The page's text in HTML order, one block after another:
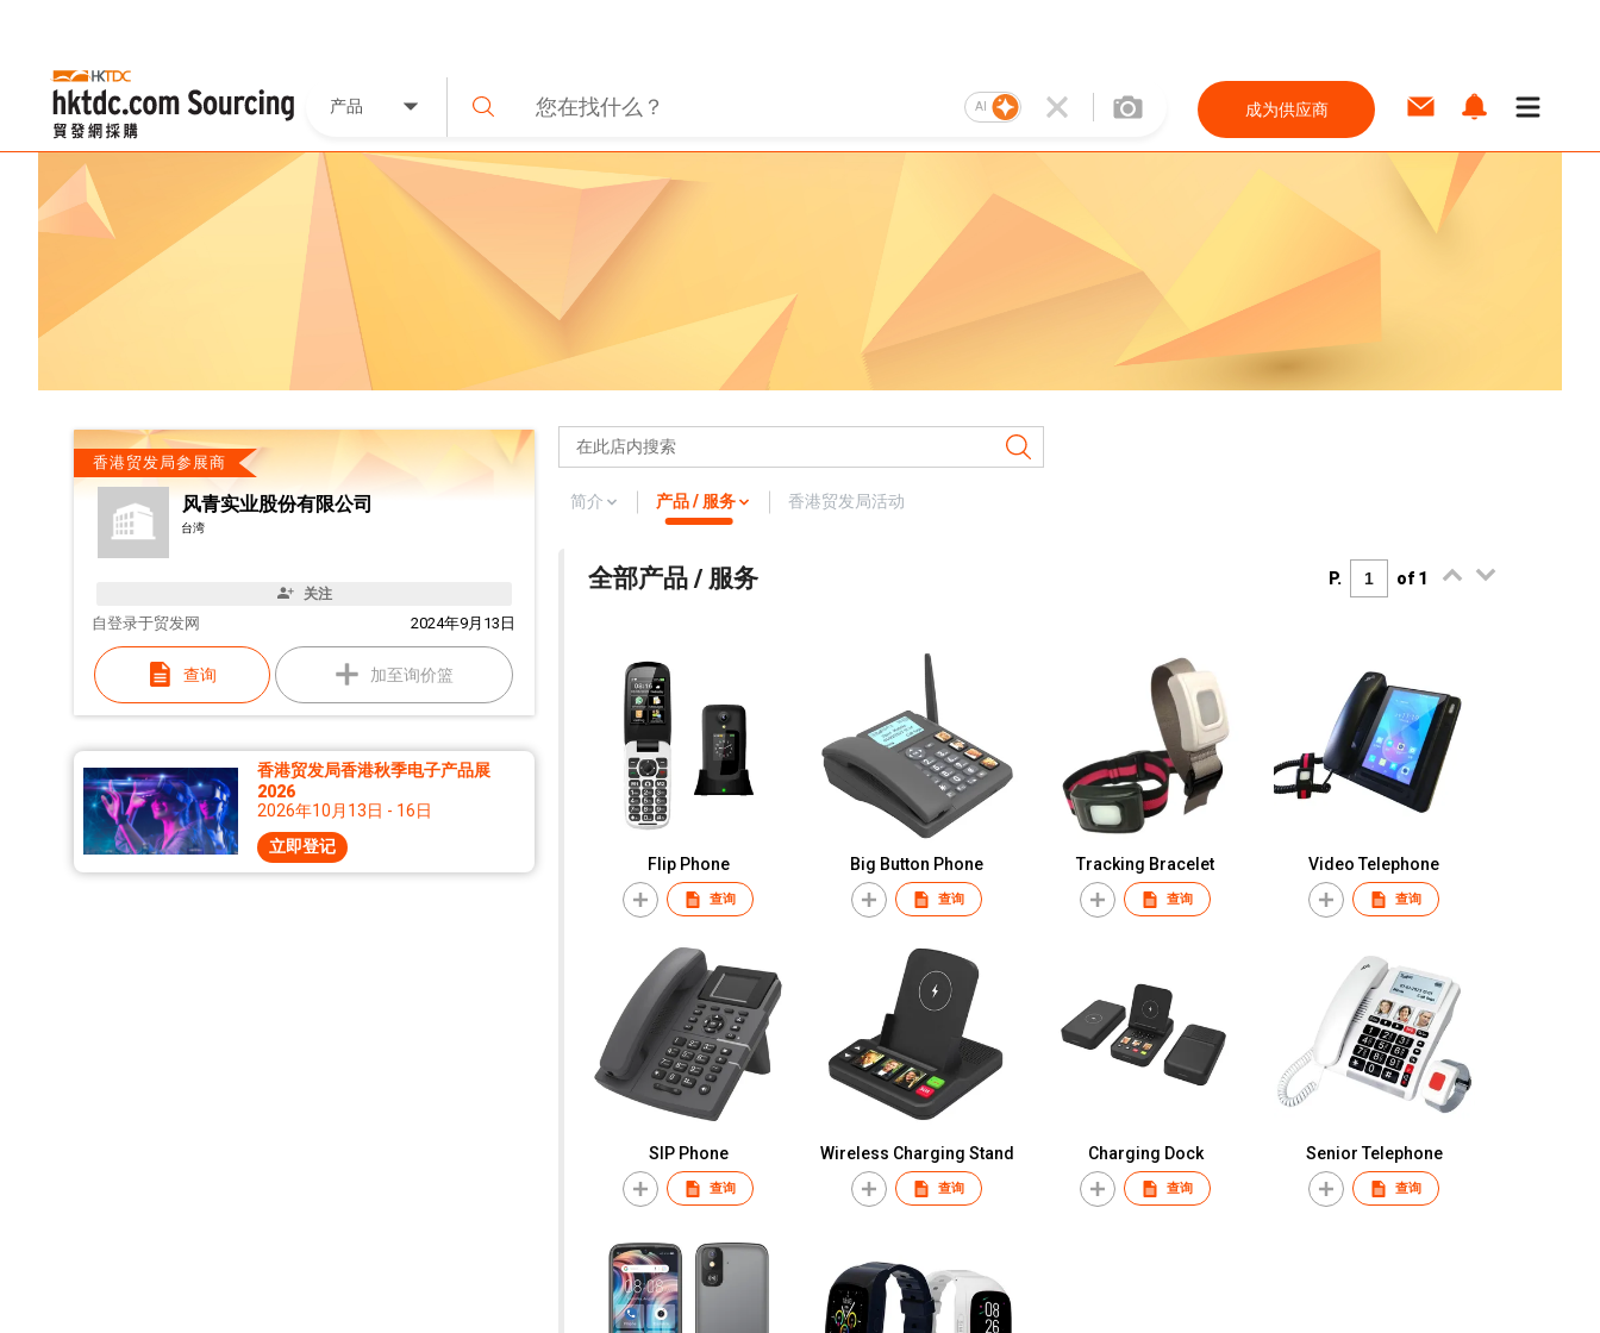
产品 AI 成为供应商
香港贸发局参展商
风青实业股份有限公司
台湾
关注
自 2024年9月13日
登录于贸发网
查询 加至询价篮
香港贸发局香港秋季电子产品展
2026
2026年10月13日 - 16日
立即登记
简介 产品 / 服务 香港贸发局活动
全部产品 / 服务 P. of 1
Flip Phone
查询
Big Button Phone
查询
Tracking Bracelet
查询
Video Telephone
查询
SIP Phone
查询
Wireless Charging Stand
查询
Charging Dock
查询
Senior Telephone
查询